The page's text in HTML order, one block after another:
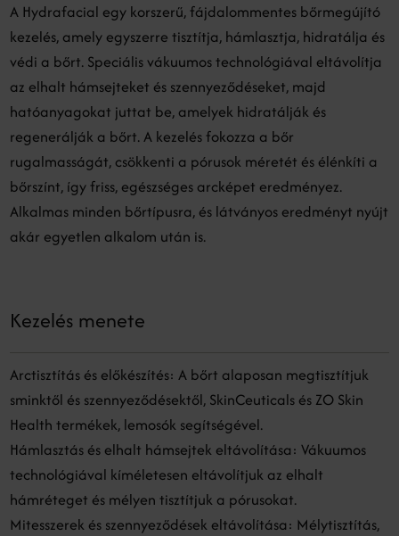
A Hydrafacial egy korszerű, fájdalommentes bőrmegújító
kezelés, amely egyszerre tisztítja, hámlasztja, hidratálja és
védi a bőrt. Speciális vákuumos technológiával eltávolítja
az elhalt hámsejteket és szennyeződéseket, majd
hatóanyagokat juttat be, amelyek hidratálják és
regenerálják a bőrt. A kezelés fokozza a bőr
rugalmasságát, csökkenti a pórusok méretét és élénkíti a
bőrszínt, így friss, egészséges arcképet eredményez.
Alkalmas minden bőrtípusra, és látványos eredményt nyújt
akár egyetlen alkalom után is.
Kezelés menete
Arctisztítás és előkészítés: A bőrt alaposan megtisztítjuk
sminktől és szennyeződésektől, SkinCeuticals és ZO Skin
Health termékek, lemosók segítségével.
Hámlasztás és elhalt hámsejtek eltávolítása: Vákuumos
technológiával kíméletesen eltávolítjuk az elhalt
hámréteget és mélyen tisztítjuk a pórusokat.
Mitesszerek és szennyeződések eltávolítása: Mélytisztítás,